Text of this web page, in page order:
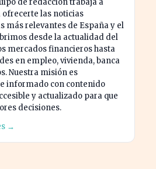
ofrecerte las noticias
más relevantes de España y el
desde la actualidad del
mercados financieros hasta
en empleo, vivienda, banca
Nuestra misión es
informado con contenido
y actualizado para que
decisiones.
→